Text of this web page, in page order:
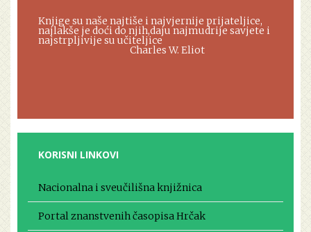
Knjige su naše najtiše i najvjernije prijateljice,
najlakše je doći do njih,daju najmudrije savjete i
najstrpljivije su učiteljice
Charles W. Eliot
KORISNI LINKOVI
Nacionalna i sveučilišna knjižnica
Portal znanstvenih časopisa Hrčak